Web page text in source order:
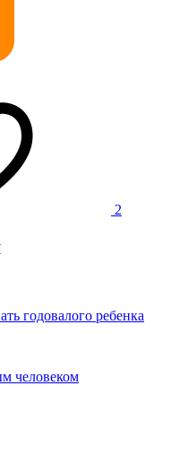
2
годовалого ребенка
человеком